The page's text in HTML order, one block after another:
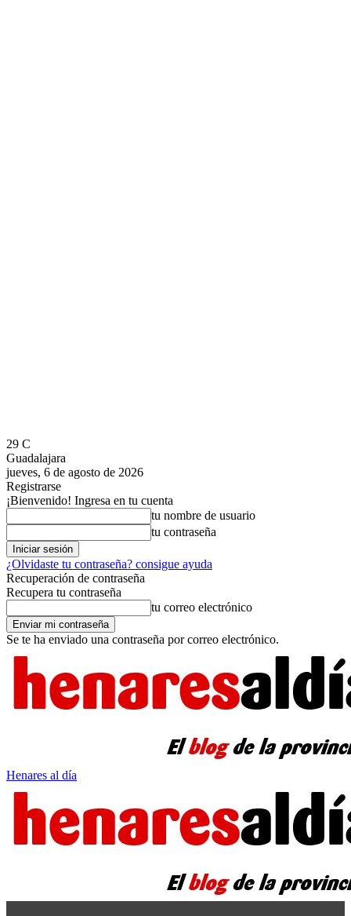
29 C
Guadalajara
jueves, 6 de agosto de 2026
Registrarse
¡Bienvenido! Ingresa en tu cuenta
tu nombre de usuario
tu contraseña
¿Olvidaste tu contraseña? consigue ayuda
Recuperación de contraseña
Recupera tu contraseña
tu correo electrónico
Se te ha enviado una contraseña por correo electrónico.
Henares al día